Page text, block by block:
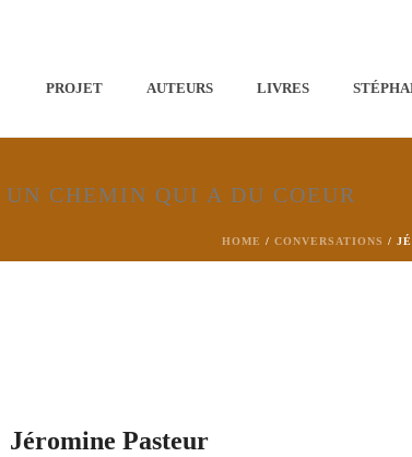
PROJET AUTEURS LIVRES
CHEMIN QUI A DU COEUR
HOME / CONVERSATIONS /
Jéromine Pasteur